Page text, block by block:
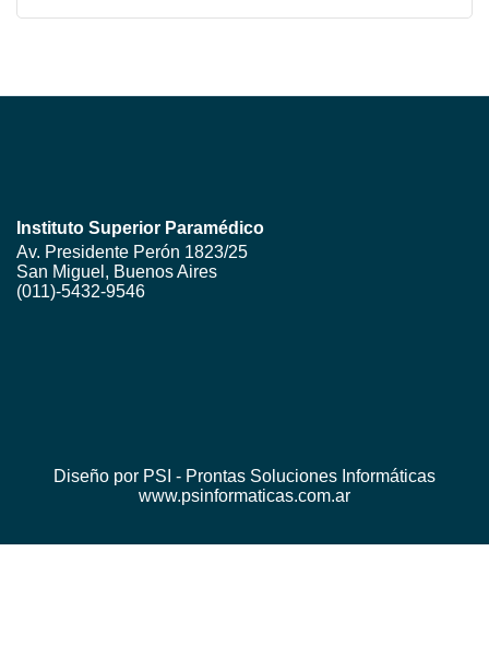
Instituto Superior Paramédico
Av. Presidente Perón 1823/25
San Miguel, Buenos Aires
(011)-5432-9546
Diseño por PSI - Prontas Soluciones Informáticas
www.psinformaticas.com.ar